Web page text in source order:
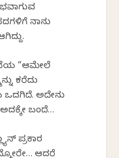
ನಾನು
“ಆಮೇಲೆ
ಕರೆದು
ಅದೇನು
ಬಂದೆ…
ಪ್ರಕಾರ
ಆದರೆ